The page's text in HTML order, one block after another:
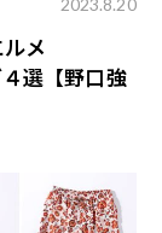
メ
選【野口強